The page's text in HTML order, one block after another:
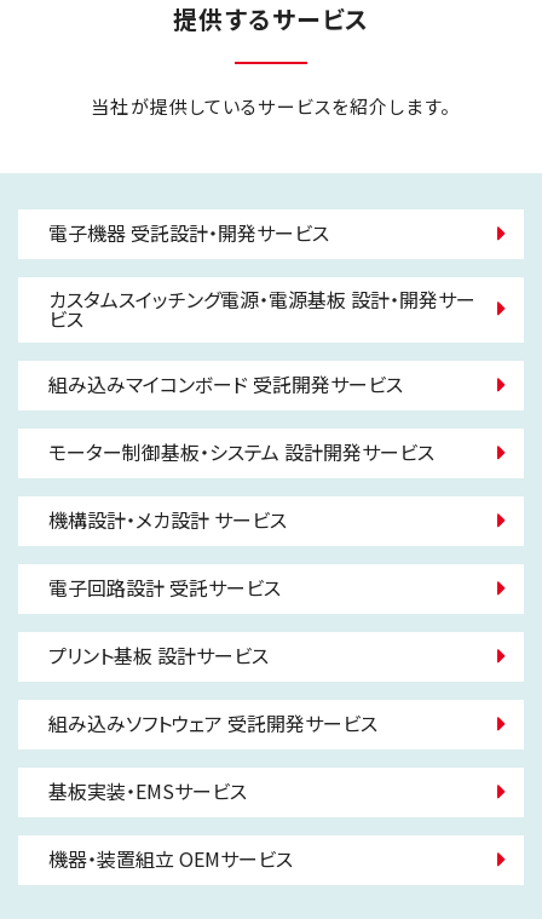
提供するサービス
当社が提供しているサービスを紹介します。
電子機器 受託設計・開発サービス
カスタムスイッチング電源・電源基板 設計・開発サー
ビス
組み込みマイコンボード 受託開発サービス
モーター制御基板・システム 設計開発サービス
機構設計・メカ設計 サービス
電子回路設計 受託サービス
プリント基板 設計サービス
組み込みソフトウェア 受託開発サービス
基板実装・EMSサービス
機器・装置組立 OEMサービス